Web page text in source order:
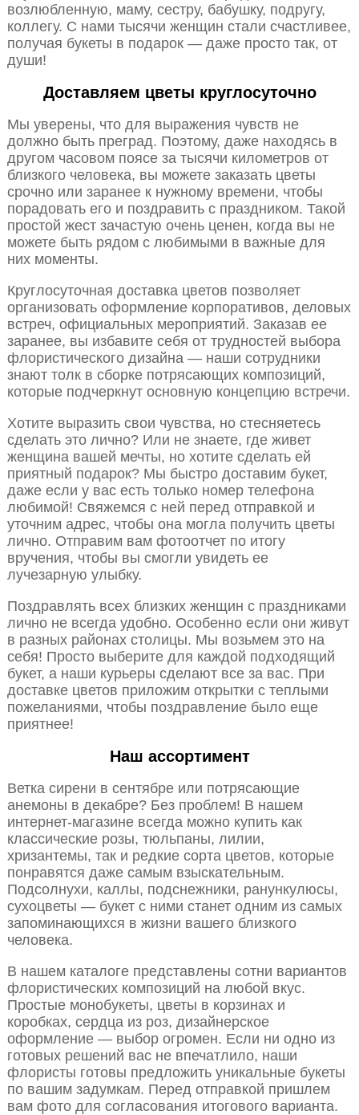
возлюбленную, маму, сестру, бабушку, подругу,
коллегу. С нами тысячи женщин стали счастливее,
получая букеты в подарок — даже просто так, от
души!
Доставляем цветы круглосуточно
Мы уверены, что для выражения чувств не
должно быть преград. Поэтому, даже находясь в
другом часовом поясе за тысячи километров от
близкого человека, вы можете заказать цветы
срочно или заранее к нужному времени, чтобы
порадовать его и поздравить с праздником. Такой
простой жест зачастую очень ценен, когда вы не
можете быть рядом с любимыми в важные для
них моменты.
Круглосуточная доставка цветов позволяет
организовать оформление корпоративов, деловых
встреч, официальных мероприятий. Заказав ее
заранее, вы избавите себя от трудностей выбора
флористического дизайна — наши сотрудники
знают толк в сборке потрясающих композиций,
которые подчеркнут основную концепцию встречи.
Хотите выразить свои чувства, но стесняетесь
сделать это лично? Или не знаете, где живет
женщина вашей мечты, но хотите сделать ей
приятный подарок? Мы быстро доставим букет,
даже если у вас есть только номер телефона
любимой! Свяжемся с ней перед отправкой и
уточним адрес, чтобы она могла получить цветы
лично. Отправим вам фотоотчет по итогу
вручения, чтобы вы смогли увидеть ее
лучезарную улыбку.
Поздравлять всех близких женщин с праздниками
лично не всегда удобно. Особенно если они живут
в разных районах столицы. Мы возьмем это на
себя! Просто выберите для каждой подходящий
букет, а наши курьеры сделают все за вас. При
доставке цветов приложим открытки с теплыми
пожеланиями, чтобы поздравление было еще
приятнее!
Наш ассортимент
Ветка сирени в сентябре или потрясающие
анемоны в декабре? Без проблем! В нашем
интернет-магазине всегда можно купить как
классические розы, тюльпаны, лилии,
хризантемы, так и редкие сорта цветов, которые
понравятся даже самым взыскательным.
Подсолнухи, каллы, подснежники, ранункулюсы,
сухоцветы — букет с ними станет одним из самых
запоминающихся в жизни вашего близкого
человека.
В нашем каталоге представлены сотни вариантов
флористических композиций на любой вкус.
Простые монобукеты, цветы в корзинах и
коробках, сердца из роз, дизайнерское
оформление — выбор огромен. Если ни одно из
готовых решений вас не впечатлило, наши
флористы готовы предложить уникальные букеты
по вашим задумкам. Перед отправкой пришлем
вам фото для согласования итогового варианта.